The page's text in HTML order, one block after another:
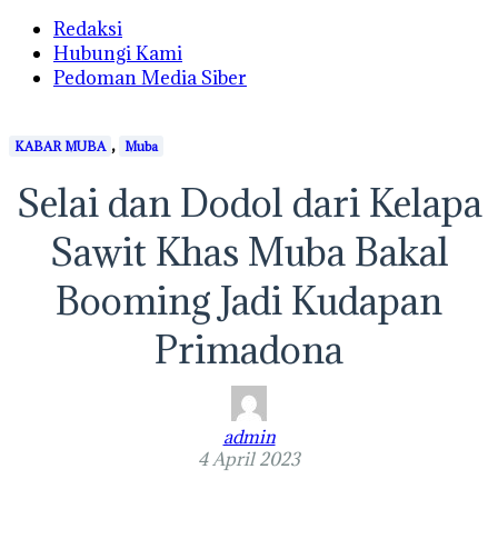
Redaksi
Hubungi Kami
Pedoman Media Siber
KABAR MUBA , Muba
Selai dan Dodol dari Kelapa
Sawit Khas Muba Bakal
Booming Jadi Kudapan
Primadona
admin
4 April 2023